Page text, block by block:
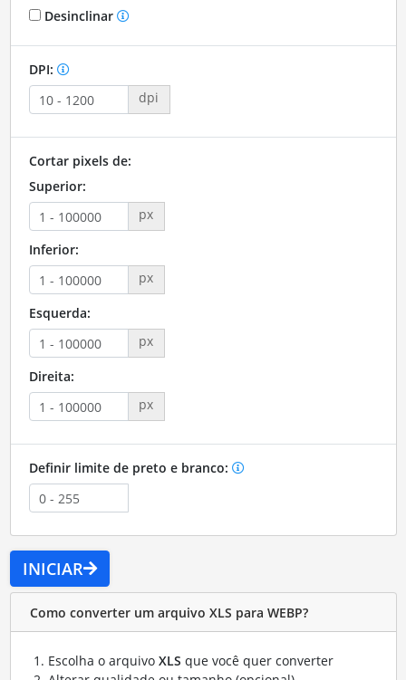
Desinclinar
DPI:
dpi
Cortar pixels de:
Superior:
px
Inferior:
px
Esquerda:
px
Direita:
px
Definir limite de preto e branco:
INICIAR
Como converter um arquivo XLS para WEBP?
Escolha o arquivo XLS que você quer converter